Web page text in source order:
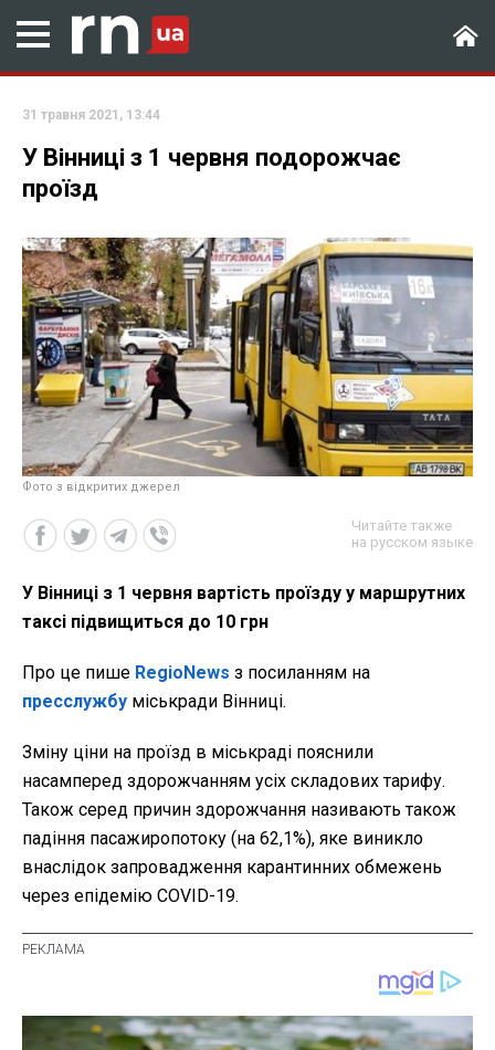
31 травня 2021, 13:44
У Вінниці з 1 червня подорожчає
проїзд
Фото з відкритих джерел
Читайте также
на русском языке
У Вінниці з 1 червня вартість проїзду у маршрутних
таксі підвищиться до 10 грн
Про це пише RegioNews з посиланням на
пресслужбу міськради Вінниці.
Зміну ціни на проїзд в міськраді пояснили
насамперед здорожчанням усіх складових тарифу.
Також серед причин здорожчання називають також
падіння пасажиропотоку (на 62,1%), яке виникло
внаслідок запровадження карантинних обмежень
через епідемію COVID-19.